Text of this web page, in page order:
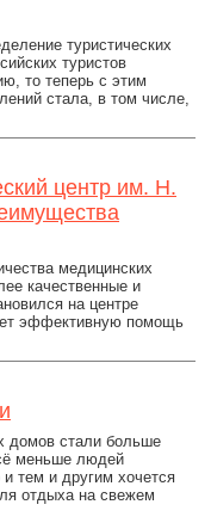
туристических
туристов
то теперь с этим
стала, в том числе,
центр им. Н.
медицинских
качественные и
на центре
эффективную помощь
домов стали больше
меньше людей
тем и другим хочется
отдыха на свежем